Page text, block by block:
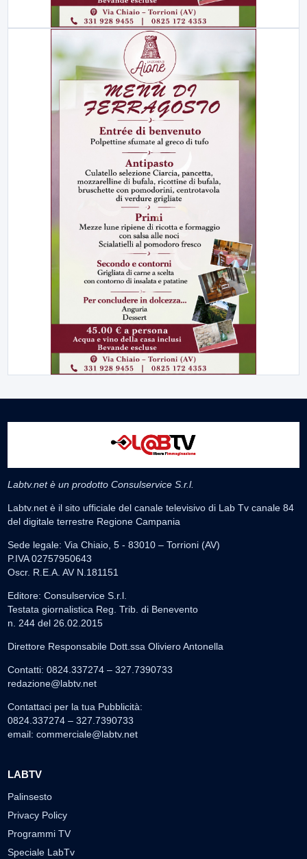
Labtv.net è un prodotto Consulservice S.r.l.
Labtv.net è il sito ufficiale del canale televisivo di Lab Tv canale 84
del digitale terrestre Regione Campania
Sede legale: Via Chiaio, 5 - 83010 – Torrioni (AV)
P.IVA 02757950643
Oscr. R.E.A. AV N.181151
Editore: Consulservice S.r.l.
Testata giornalistica Reg. Trib. di Benevento
n. 244 del 26.02.2015
Direttore Responsabile Dott.ssa Oliviero Antonella
Contatti: 0824.337274 – 327.7390733
redazione@labtv.net
Contattaci per la tua Pubblicità:
0824.337274 – 327.7390733
email: commerciale@labtv.net
LABTV
Palinsesto
Privacy Policy
Programmi TV
Speciale LabTv